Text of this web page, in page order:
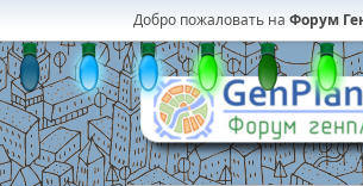
Добро пожаловать на Форум